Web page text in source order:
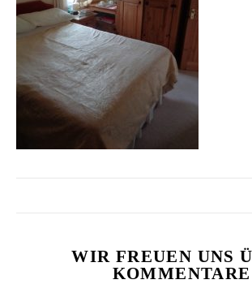
WIR FREUEN UNS
KOMMENTARE